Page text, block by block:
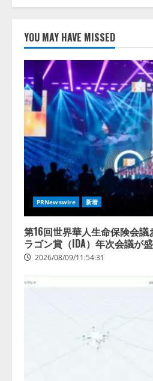
2026/08/09/
2
【開催報告
ォーム「
スに関する
2026/08/07/
3
lmessage、
し、AIから
拡充
2026/08/07/
4
【2026年企
する調査】
きている企
業の68.0％
活用は「上
答
YOU MAY HAVE MISSED
PRNewswire 新着
第16回世界華人生命保険会
ラゴン賞（IDA）年次会議が
2026/08/09/11:54:31